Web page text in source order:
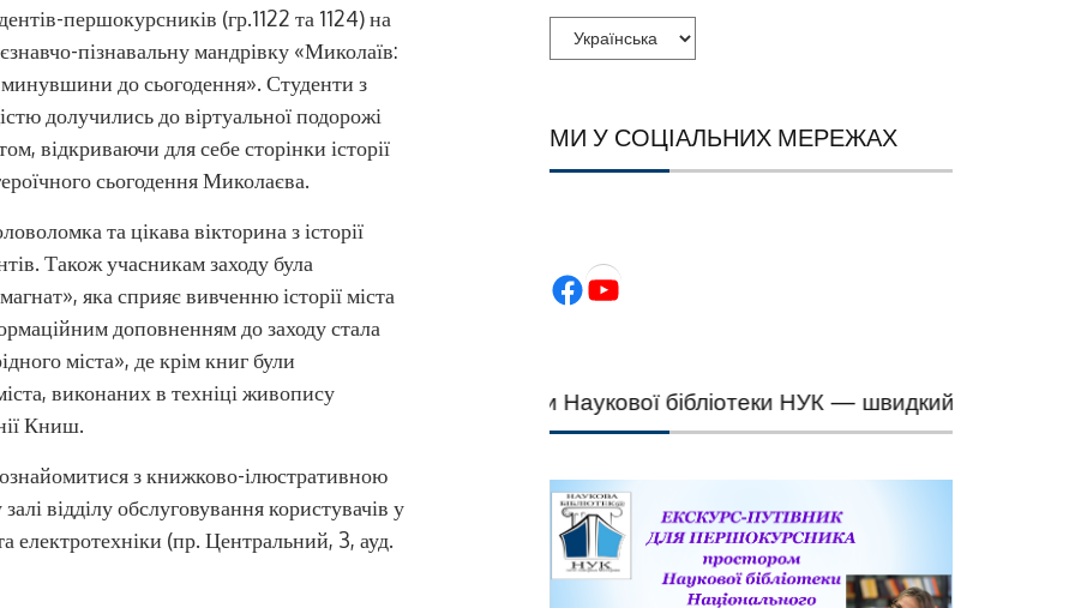
першокурсників (гр.1122 та 1124) на
пізнавальну мандрівку «Миколаїв:
минувшини до сьогодення». Студенти з
долучились до віртуальної подорожі
відкриваючи для себе сторінки історії
сьогодення Миколаєва.
та цікава вікторина з історії
Також учасникам заходу була
яка сприяє вивченню історії міста
доповненням до заходу стала
міста», де крім книг були
виконаних в техніці живопису
Книш.
з книжково-ілюстративною
відділу обслуговування користувачів у
електротехніки (пр. Центральний, 3, ауд.
МИ У СОЦІАЛЬНИХ МЕРЕЖАХ
Facebook YouTube
Цифрові сервіси Наукової бібліотеки НУК — швидкий підбір